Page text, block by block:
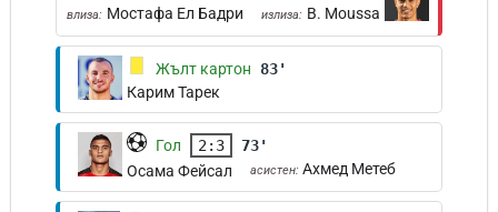
влиза: Мостафа Ел Бадри излиза: B. Moussa
Жълт картон
83'
Карим Тарек
Гол 2:3
73'
Осама Фейсал
асистен: Ахмед Метеб